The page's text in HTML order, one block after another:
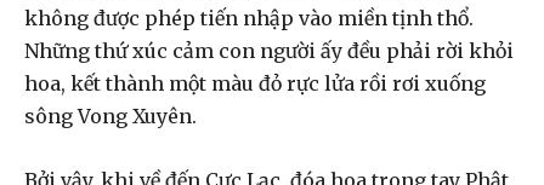
không được phép tiến nhập vào miền tịnh thổ.
Những thứ xúc cảm con người ấy đều phải rời khỏi
hoa, kết thành một màu đỏ rực lửa rồi rơi xuống
sông Vong Xuyên.